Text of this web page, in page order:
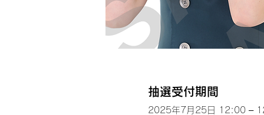
抽選受付期間
2025年7月25日 12:00 –